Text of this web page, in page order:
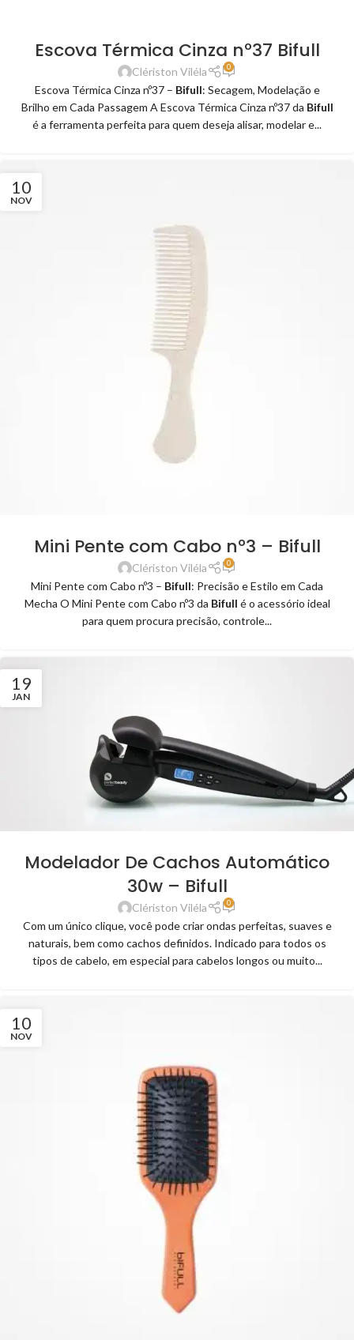
Escova Térmica Cinza nº37 Bifull
Clériston Viléla 0
Escova Térmica Cinza nº37 – Bifull: Secagem, Modelação e
Brilho em Cada Passagem A Escova Térmica Cinza nº37 da Bifull
é a ferramenta perfeita para quem deseja alisar, modelar e...
10
NOV
Mini Pente com Cabo nº3 – Bifull
Clériston Viléla 0
Mini Pente com Cabo nº3 – Bifull: Precisão e Estilo em Cada
Mecha O Mini Pente com Cabo nº3 da Bifull é o acessório ideal
para quem procura precisão, controle...
19
JAN
Modelador De Cachos Automático
30w – Bifull
Clériston Viléla 0
Com um único clique, você pode criar ondas perfeitas, suaves e
naturais, bem como cachos definidos. Indicado para todos os
tipos de cabelo, em especial para cabelos longos ou muito...
10
NOV